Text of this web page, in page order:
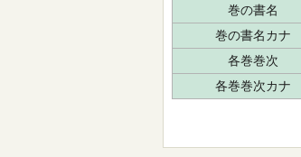
巻の書名
巻の書名カナ
各巻巻次
各巻巻次カナ